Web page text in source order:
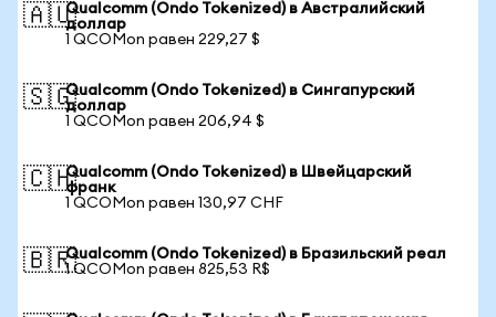
🇦🇺Qualcomm (Ondo Tokenized) в Австралийский
доллар
1 QCOMon равен 229,27 $
🇸🇬Qualcomm (Ondo Tokenized) в Сингапурский
доллар
1 QCOMon равен 206,94 $
🇨🇭Qualcomm (Ondo Tokenized) в Швейцарский
франк
1 QCOMon равен 130,97 CHF
🇧🇷Qualcomm (Ondo Tokenized) в Бразильский реал
1 QCOMon равен 825,53 R$